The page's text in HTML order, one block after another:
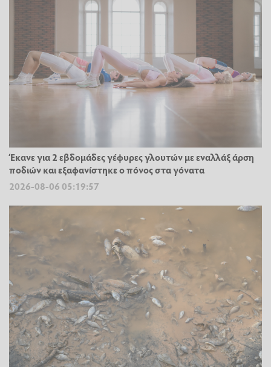
Έκανε για 2 εβδομάδες γέφυρες γλουτών με εναλλάξ άρση
ποδιών και εξαφανίστηκε ο πόνος στα γόνατα
2026-08-06 05:19:57